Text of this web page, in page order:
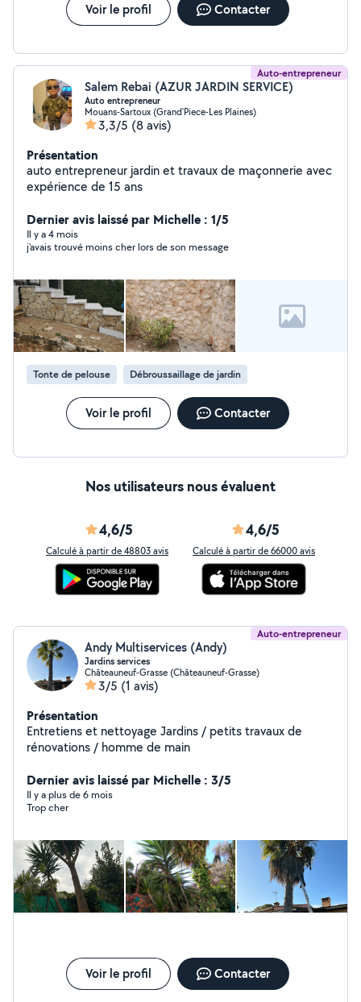
Voir le profil Contacter
Auto-entrepreneur
Salem Rebai (AZUR JARDIN SERVICE)
Auto entrepreneur
Mouans-Sartoux (Grand'Piece-Les Plaines)
3,3/5 (8 avis)
Présentation
auto entrepreneur jardin et travaux de maçonnerie avec
expérience de 15 ans
Dernier avis laissé par Michelle : 1/5
Il y a 4 mois
j'avais trouvé moins cher lors de son message
Tonte de pelouse Débroussaillage de jardin
Voir le profil Contacter
Nos utilisateurs nous évaluent
4,6/5
Calculé à partir de 48803 avis
4,6/5
Calculé à partir de 66000 avis
Auto-entrepreneur
Andy Multiservices (Andy)
Jardins services
Châteauneuf-Grasse (Châteauneuf-Grasse)
3/5 (1 avis)
Présentation
Entretiens et nettoyage Jardins / petits travaux de
rénovations / homme de main
Dernier avis laissé par Michelle : 3/5
Il y a plus de 6 mois
Trop cher
Voir le profil Contacter